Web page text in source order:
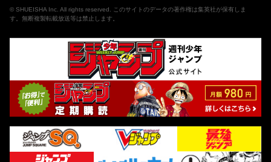
© SHUEISHA Inc . All rights reserved. このサイトのデータの著作権は集英社が保有しま
す。無断複製転載放送等は禁止します。